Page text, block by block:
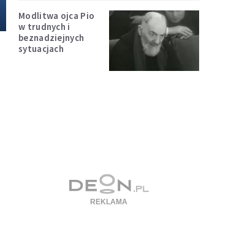
Modlitwa ojca Pio
w trudnych i
beznadziejnych
sytuacjach